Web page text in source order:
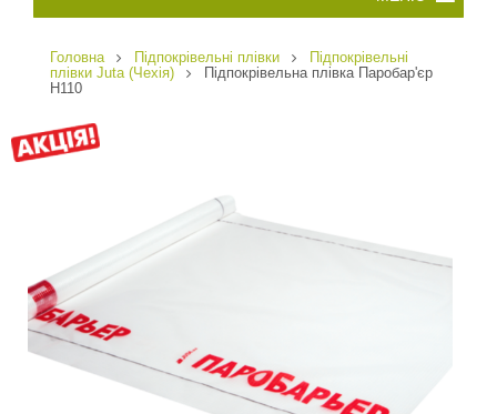
Головна Підпокрівельні плівки
Підпокрівельні
плівки Juta (Чехія)
Підпокрівельна плівка Паробар'єр
Н110